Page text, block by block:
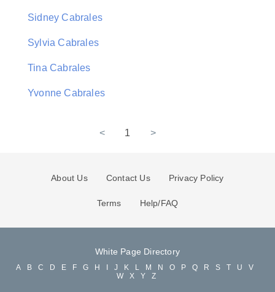
Sidney Cabrales
Sylvia Cabrales
Tina Cabrales
Yvonne Cabrales
< 1 >
About Us Contact Us Privacy Policy
Terms Help/FAQ
White Page Directory
A B C D E F G H J K L M N O P Q R S T U
V
W
X Y Z